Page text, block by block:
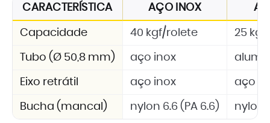
CARACTERÍSTICA AÇO INOX
Capacidade 40 kgf/rolete 25
Tubo (Ø 50,8 mm) aço inox
Eixo retrátil aço inox aço
Bucha (mancal) nylon 6.6 (PA 6.6) nylon